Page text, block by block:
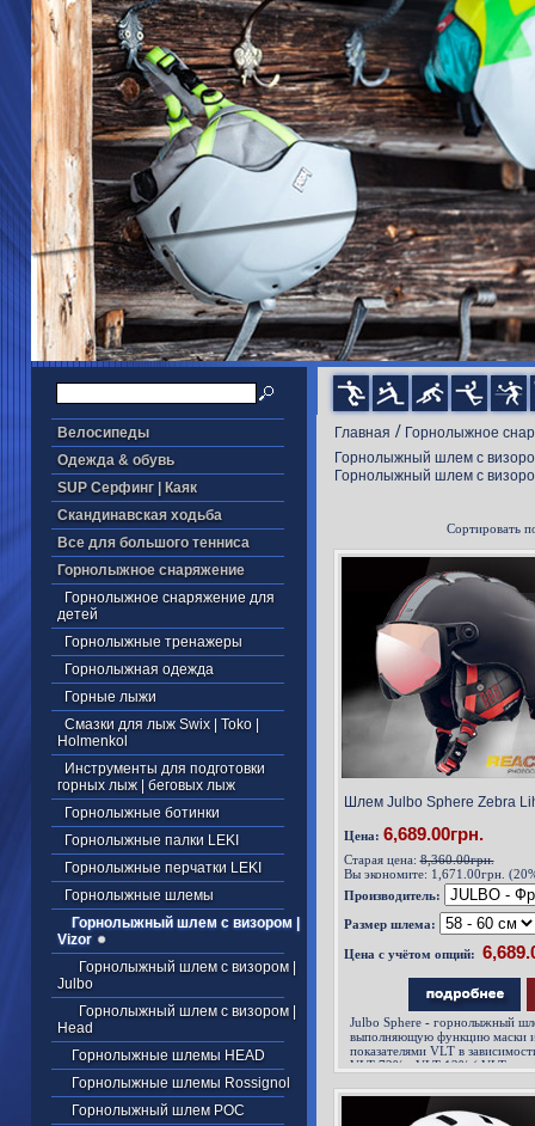
Велосипеды
Одежда & обувь
SUP Серфинг | Каяк
Скандинавская ходьба
Все для большого тенниса
Горнолыжное снаряжение
Горнолыжное снаряжение для
детей
Горнолыжные тренажеры
Горнолыжная одежда
Горные лыжи
Смазки для лыж Swix | Toko |
Holmenkol
Инструменты для подготовки
горных лыж | беговых лыж
Горнолыжные ботинки
Горнолыжные палки LEKI
Горнолыжные перчатки LEKI
Горнолыжные шлемы
Горнолыжный шлем с визором |
Vizor
Горнолыжный шлем c визором |
Julbo
Горнолыжный шлем c визором |
Head
Горнолыжные шлемы HEAD
Горнолыжные шлемы Rossignol
Горнолыжный шлем POC
Главная / Горнолыжное
Горнолыжный шлем c
Горнолыжный шлем c
Сортировать
Шлем Julbo Sphere Zebra
Цена: 6,689.00грн.
Старая цена:8,360.00грн.
Вы экономите: 1,671.00грн.
Производитель:
Размер шлема:
Цена с учётом опций:
Julbo Sphere -горнолыжный
выполняющую функцию маски
показателями VLT в
VLT 72% - VLT 12% (VLT -